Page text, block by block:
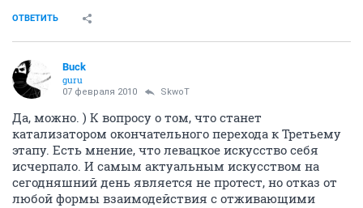
ОТВЕТИТЬ
Buck
guru
07 февраля 2010 SkwоT
Да, можно. ) К вопросу о том, что станет
катализатором окончательного перехода к Третьему
этапу. Есть мнение, что левацкое искусство себя
исчерпало. И самым актуальным искусством на
сегодняшний день является не протест, но отказ от
любой формы взаимодействия с отживающими